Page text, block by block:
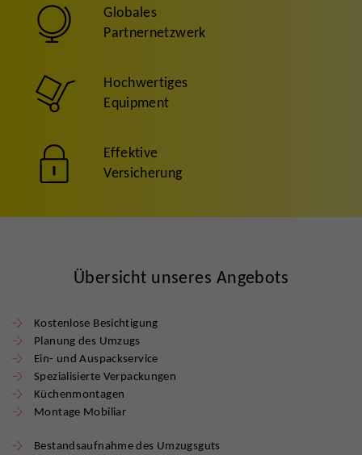
Globales
Partnernetzwerk
Hochwertiges
Equipment
Effektive
Versicherung
Übersicht unseres Angebots
Kostenlose Besichtigung
Planung des Umzugs
Ein- und Auspackservice
Spezialisierte Verpackungen
Küchenmontagen
Montage Mobiliar
Bestandsaufnahme des Umzugsguts